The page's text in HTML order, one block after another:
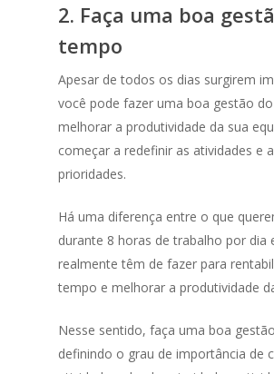
2. Faça uma boa
tempo
Apesar de todos os dias surgirem
você pode fazer uma boa gestão
melhorar a produtividade da sua
começar a redefinir as atividades e
prioridades.
Há uma diferença entre o que
durante 8 horas de trabalho por dia
realmente têm de fazer para
tempo e melhorar a produtividade
Nesse sentido, faça uma boa
definindo o grau de importância de